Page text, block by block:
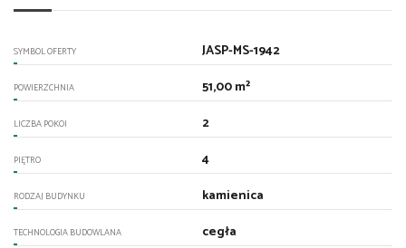
SYMBOL OFERTY JASP-MS-1942
POWIERZCHNIA 51,00 m²
LICZBA POKOI 2
PIĘTRO 4
RODZAJ BUDYNKU kamienica
TECHNOLOGIA BUDOWLANA cegła